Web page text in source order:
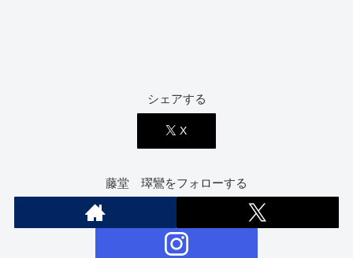
シェアする
X
藤堂 璻鸞をフォローする